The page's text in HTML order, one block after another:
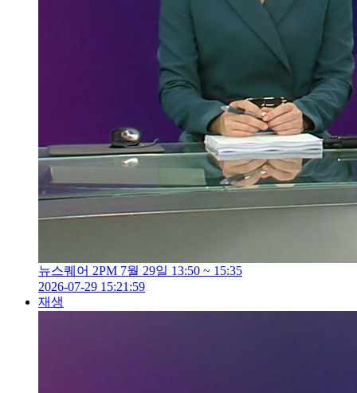
뉴스퀘어 2PM 7월 29일 13:50 ~ 15:35
2026-07-29 15:21:59
재생